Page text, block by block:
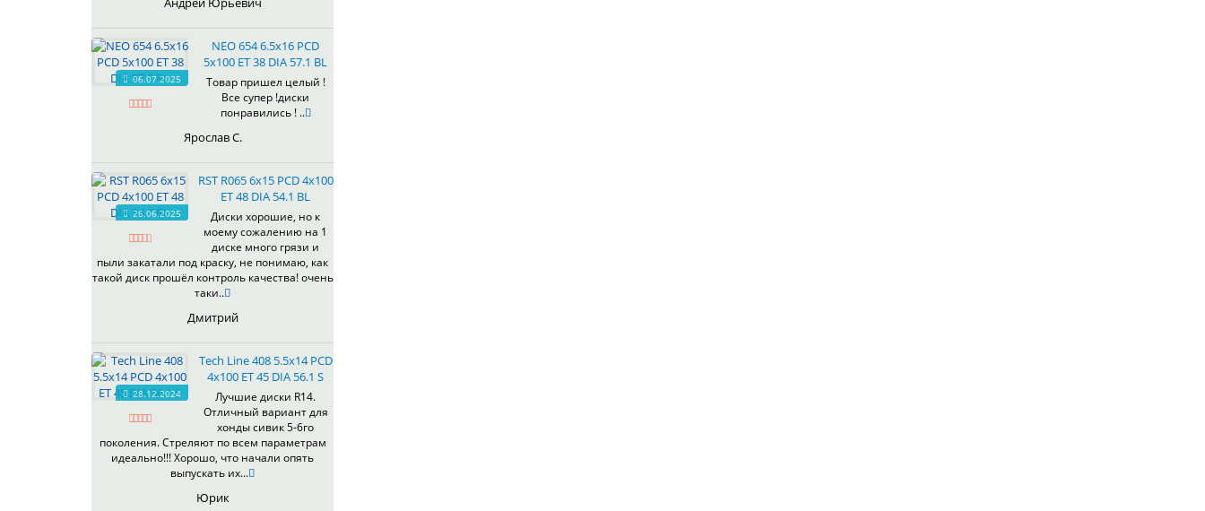
06.07.2025
NEO 654 6.5x16 PCD
5x100 ET 38 DIA 57.1 BL
Товар пришел целый !
Все супер !диски
понравились ! ..
Ярослав С.
26.06.2025
RST R065 6x15 PCD 4x100
ET 48 DIA 54.1 BL
Диски хорошие, но к
моему сожалению на 1
диске много грязи и
пыли закатали под краску, не понимаю, как
такой диск прошёл контроль качества! очень
таки..
Дмитрий
28.12.2024
Tech Line 408 5.5x14 PCD
4x100 ET 45 DIA 56.1 S
Лучшие диски R14.
Отличный вариант для
хонды сивик 5-6го
поколения. Стреляют по всем параметрам
идеально!!! Хорошо, что начали опять
выпускать их...
Юрик